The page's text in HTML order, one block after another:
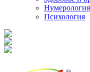
Психология